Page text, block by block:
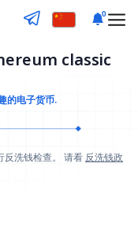
0
classic
的电子货币.
反洗钱检查。 请看 反洗钱政